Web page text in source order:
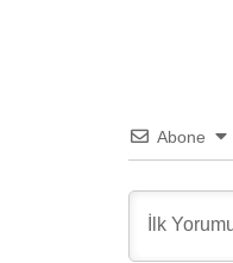
Abone